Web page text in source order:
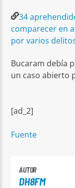
34
comparecer en
por varios
Bucaram debía
un caso abierto
[ad_2]
Fuente
AUTOR
DH8FM